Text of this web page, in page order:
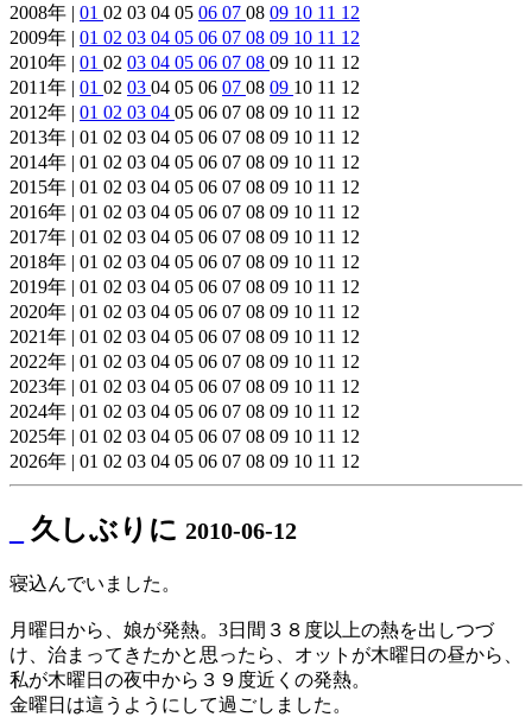
2008年 | 01 02 03 04 05 06 07 08 09 10 11 12
2009年 | 01 02 03 04 05 06 07 08 09 10 11 12
2010年 | 01 02 03 04 05 06 07 08 09 10 11 12
2011年 | 01 02 03 04 05 06 07 08 09 10 11 12
2012年 | 01 02 03 04 05 06 07 08 09 10 11 12
2013年 | 01 02 03 04 05 06 07 08 09 10 11 12
2014年 | 01 02 03 04 05 06 07 08 09 10 11 12
2015年 | 01 02 03 04 05 06 07 08 09 10 11 12
2016年 | 01 02 03 04 05 06 07 08 09 10 11 12
2017年 | 01 02 03 04 05 06 07 08 09 10 11 12
2018年 | 01 02 03 04 05 06 07 08 09 10 11 12
2019年 | 01 02 03 04 05 06 07 08 09 10 11 12
2020年 | 01 02 03 04 05 06 07 08 09 10 11 12
2021年 | 01 02 03 04 05 06 07 08 09 10 11 12
2022年 | 01 02 03 04 05 06 07 08 09 10 11 12
2023年 | 01 02 03 04 05 06 07 08 09 10 11 12
2024年 | 01 02 03 04 05 06 07 08 09 10 11 12
2025年 | 01 02 03 04 05 06 07 08 09 10 11 12
2026年 | 01 02 03 04 05 06 07 08 09 10 11 12
久しぶりに 2010-06-12
寝込んでいました。
月曜日から、娘が発熱。3日間３８度以上の熱を出しつづ
け、治まってきたかと思ったら、オットが木曜日の昼から、
私が木曜日の夜中から３９度近くの発熱。
金曜日は這うようにして過ごしました。